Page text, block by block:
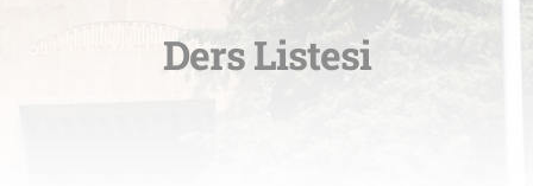
Ders Listesi